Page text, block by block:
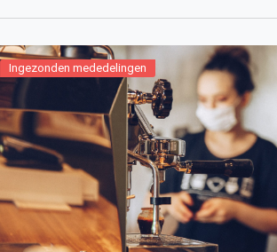
Ingezonden mededelingen